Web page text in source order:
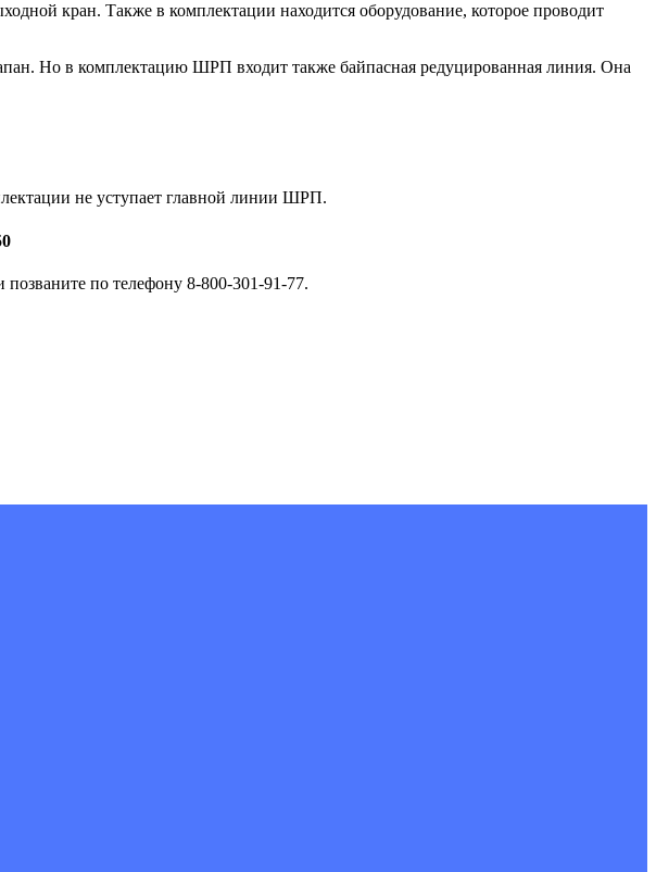
кран. Также в комплектации находится оборудование, которое проводит
Но в комплектацию ШРП входит также байпасная редуцированная линия. Она
не уступает главной линии ШРП.
по телефону 8-800-301-91-77.